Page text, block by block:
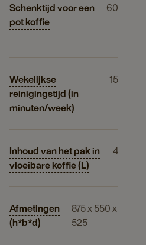
Schenktijd voor een
pot koffie
60
Wekelijkse
reinigingstijd (in
minuten/week)
15
Inhoud van het pak in
vloeibare koffie (L)
4
Afmetingen
(h*b*d)
875 x 550 x
525